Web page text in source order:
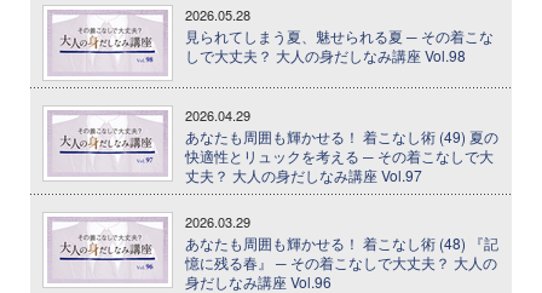
2026.05.28
見られてしまう夏、魅せられる夏 ─ その着こな
しで大丈夫？ 大人の身だしなみ講座 Vol.98
2026.04.29
あなたも周囲も輝かせる！ 着こなし術 (49) 夏の
快適性とリュックを考える ─ その着こなしで大
丈夫？ 大人の身だしなみ講座 Vol.97
2026.03.29
あなたも周囲も輝かせる！ 着こなし術 (48) 『記
憶に残る春』 ─ その着こなしで大丈夫？ 大人の
身だしなみ講座 Vol.96